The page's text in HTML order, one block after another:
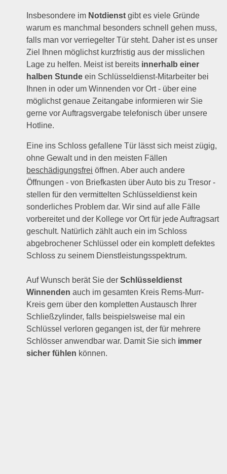
Insbesondere im Notdienst gibt es viele Gründe
warum es manchmal besonders schnell gehen muss,
falls man vor verriegelter Tür steht. Daher ist es unser
Ziel Ihnen möglichst kurzfristig aus der misslichen
Lage zu helfen. Meist ist bereits innerhalb einer
halben Stunde ein Schlüsseldienst-Mitarbeiter bei
Ihnen in oder um Winnenden vor Ort - über eine
möglichst genaue Zeitangabe informieren wir Sie
gerne vor Auftragsvergabe telefonisch über unsere
Hotline.
Eine ins Schloss gefallene Tür lässt sich meist zügig,
ohne Gewalt und in den meisten Fällen
beschädigungsfrei öffnen. Aber auch andere
Öffnungen - von Briefkasten über Auto bis zu Tresor -
stellen für den vermittelten Schlüsseldienst kein
sonderliches Problem dar. Wir sind auf alle Fälle
vorbereitet und der Kollege vor Ort für jede Auftragsart
geschult. Natürlich zählt auch ein im Schloss
abgebrochener Schlüssel oder ein komplett defektes
Schloss zu seinem Dienstleistungsspektrum.
Auf Wunsch berät Sie derSchlüsseldienst
Winnenden auch im gesamten Kreis Rems-Murr-
Kreis gern über den kompletten Austausch Ihrer
Schließzylinder, falls beispielsweise mal ein
Schlüssel verloren gegangen ist, der für mehrere
Schlösser anwendbar war. Damit Sie sich immer
sicher fühlen können.